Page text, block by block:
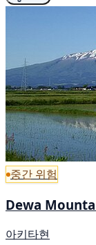
중간 위험
Dewa
아키타현